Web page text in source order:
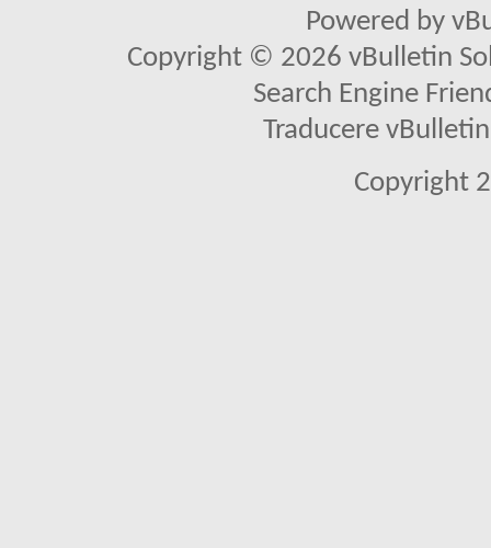
Powered by
Copyright © 2026 vBulletin
Search Engine
Traducere
Copyright